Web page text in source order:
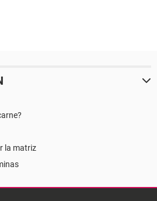
la matriz